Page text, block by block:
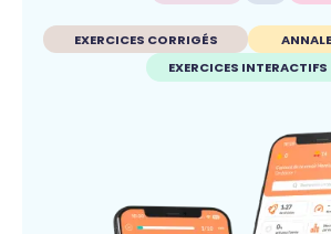
EXERCICES CORRIGÉS
EXERCICES INTERACTIFS